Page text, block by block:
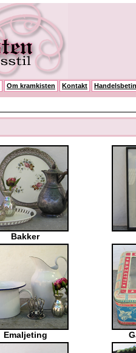
Om kramkisten Kontakt
Bakker
Emaljeting